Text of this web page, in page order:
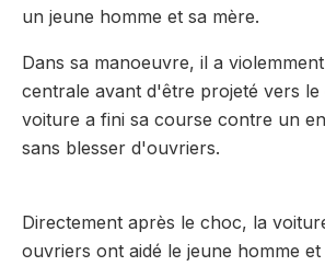
un jeune homme et sa mère.
Dans sa manoeuvre, il a
centrale avant d'être projeté vers le
voiture a fini sa course contre un
sans blesser d'ouvriers.
Directement après le choc, la
ouvriers ont aidé le jeune homme et